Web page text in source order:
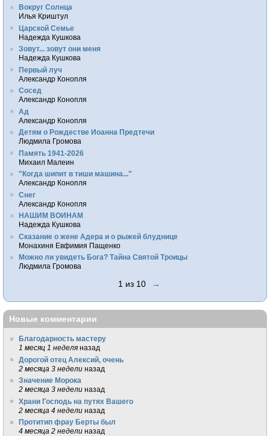
Вокруг Солнца
Илья Криштул
Царской Семье
Надежда Кушкова
Зовут... зовут они меня
Надежда Кушкова
Первый луч
Александр Конопля
Сосед
Александр Конопля
Ад
Александр Конопля
Детям о Рождестве Иоанна Предтечи
Людмила Громова
Память 1941-2026
Михаил Малеин
"Когда шипит в тиши машина..."
Александр Конопля
Снег
Александр Конопля
НАШИМ ВОИНАМ
Надежда Кушкова
Сказание о жене Адера и о рыжей блуднице
Монахиня Евфимия Пащенко
Можно ли увидеть Бога? Тайна Святой Троицы
Людмила Громова
1 из 10 →
Новые комментарии
Благодарность мастеру
1 месяц 1 неделя назад
Дорогой отец Алексий, очень
2 месяца 3 недели назад
Значение Морока
2 месяца 3 недели назад
Храни Господь на путях Вашего
2 месяца 4 недели назад
Протитип фрау Берты был
4 месяца 2 недели назад